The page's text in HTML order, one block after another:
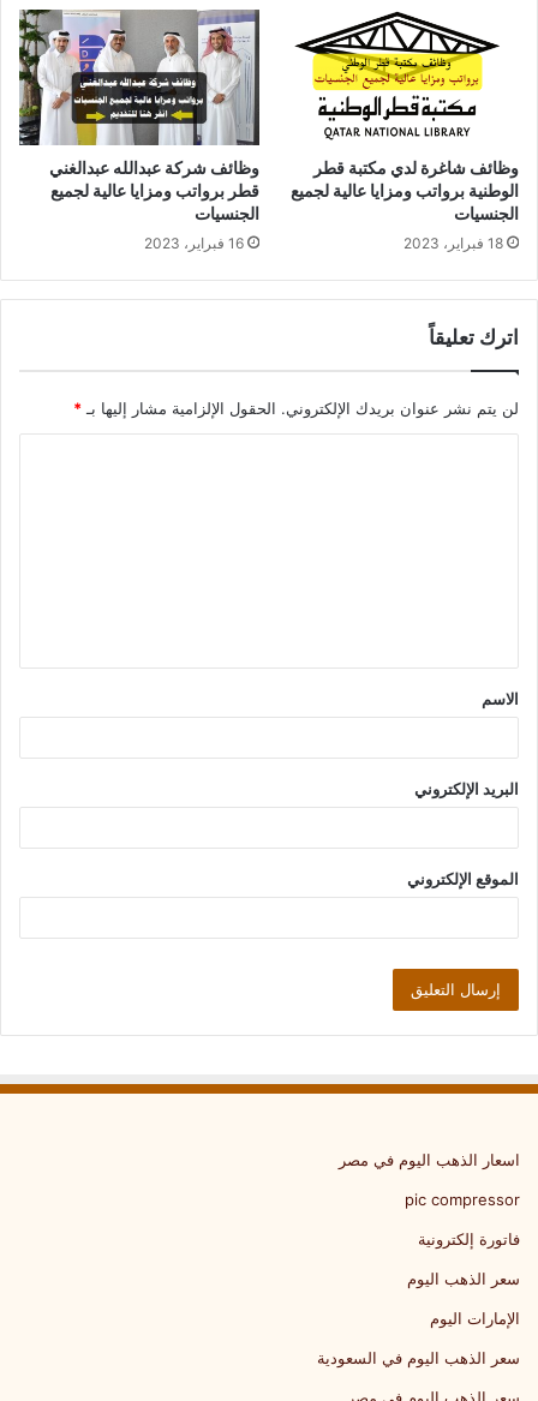
وظائف شاغرة لدي مكتبة قطر
الوطنية برواتب ومزايا عالية لجميع
الجنسيات
18 فبراير، 2023
وظائف شركة عبدالله عبدالغني
قطر برواتب ومزايا عالية لجميع
الجنسيات
16 فبراير، 2023
اترك تعليقاً
لن يتم نشر عنوان بريدك الإلكتروني. الحقول الإلزامية مشار إليها بـ *
ق
*
الاسم
البريد الإلكتروني
الموقع الإلكتروني
اسعار الذهب اليوم في مصر
pic compressor
فاتورة إلكترونية
سعر الذهب اليوم
الإمارات اليوم
سعر الذهب اليوم في السعودية